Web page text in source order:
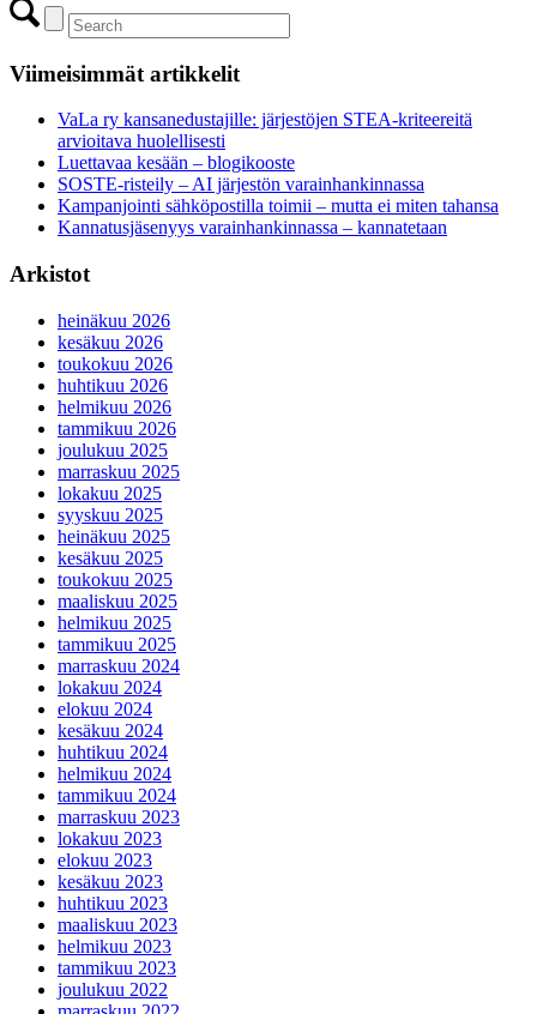
Viimeisimmät artikkelit
VaLa ry kansanedustajille: järjestöjen STEA-kriteereitä
arvioitava huolellisesti
Luettavaa kesään – blogikooste
SOSTE-risteily – AI järjestön varainhankinnassa
Kampanjointi sähköpostilla toimii – mutta ei miten tahansa
Kannatusjäsenyys varainhankinnassa – kannatetaan
Arkistot
heinäkuu 2026
kesäkuu 2026
toukokuu 2026
huhtikuu 2026
helmikuu 2026
tammikuu 2026
joulukuu 2025
marraskuu 2025
lokakuu 2025
syyskuu 2025
heinäkuu 2025
kesäkuu 2025
toukokuu 2025
maaliskuu 2025
helmikuu 2025
tammikuu 2025
marraskuu 2024
lokakuu 2024
elokuu 2024
kesäkuu 2024
huhtikuu 2024
helmikuu 2024
tammikuu 2024
marraskuu 2023
lokakuu 2023
elokuu 2023
kesäkuu 2023
huhtikuu 2023
maaliskuu 2023
helmikuu 2023
tammikuu 2023
joulukuu 2022